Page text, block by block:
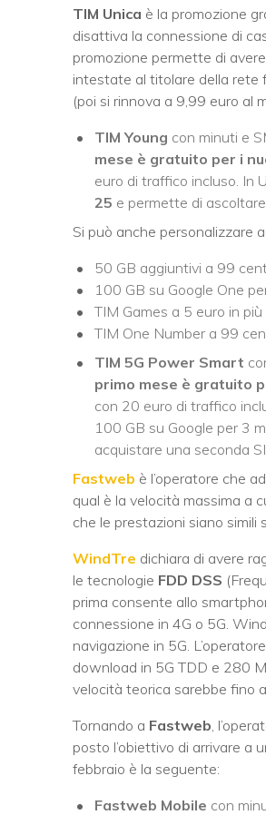
TIM Unica è la promozione
disattiva la connessione di
promozione permette di
intestate al titolare della rete
(poi si rinnova a 9,99 euro al
TIM Young con minuti e
mese è gratuito per i
euro di traffico incluso. In
25 e permette di
Si può anche personalizzare
50 GB aggiuntivi a 99
100 GB su Google One
TIM Games a 5 euro in più
TIM One Number a 99
TIM 5G Power Smart
primo mese è gratuito
con 20 euro di traffico
100 GB su Google per 3
acquistare una seconda
Fastweb è l’operatore che
qual è la velocità massima a
che le prestazioni siano simili
WindTre dichiara di avere
le tecnologie FDD DSS
prima consente allo
connessione in 4G o 5G.
navigazione in 5G.
download in 5G TDD e 280
velocità teorica sarebbe fino a
Tornando a Fastweb ,
posto l’obiettivo di arrivare a
febbraio è la seguente:
Fastweb Mobile con